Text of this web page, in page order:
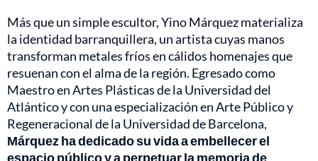
Más que un simple escultor, Yino Márquez materializa
la identidad barranquillera, un artista cuyas manos
transforman metales fríos en cálidos homenajes que
resuenan con el alma de la región. Egresado como
Maestro en Artes Plásticas de la Universidad del
Atlántico y con una especialización en Arte Público y
Regeneracional de la Universidad de Barcelona,
Márquez ha dedicado su vida a embellecer el
espacio público y a perpetuar la memoria de